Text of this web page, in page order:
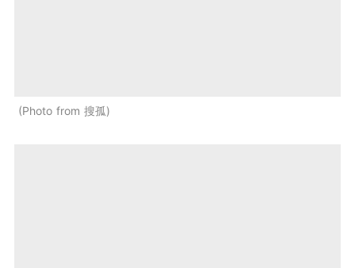
Photo from 搜孤